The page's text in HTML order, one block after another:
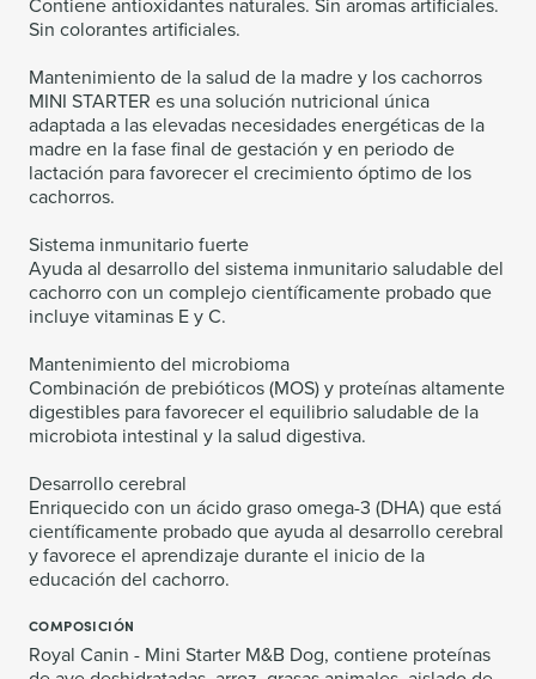
Sin colorantes artificiales.
Mantenimiento de la salud de la madre y los cachorros
MINI STARTER es una solución nutricional única
adaptada a las elevadas necesidades energéticas de la
madre en la fase final de gestación y en periodo de
lactación para favorecer el crecimiento óptimo de los
cachorros.
Sistema inmunitario fuerte
Ayuda al desarrollo del sistema inmunitario saludable del
cachorro con un complejo científicamente probado que
incluye vitaminas E y C.
Mantenimiento del microbioma
Combinación de prebióticos (MOS) y proteínas altamente
digestibles para favorecer el equilibrio saludable de la
microbiota intestinal y la salud digestiva.
Desarrollo cerebral
Enriquecido con un ácido graso omega-3 (DHA) que está
científicamente probado que ayuda al desarrollo cerebral
y favorece el aprendizaje durante el inicio de la
educación del cachorro.
COMPOSICIÓN
Royal Canin - Mini Starter M&B Dog, contiene proteínas